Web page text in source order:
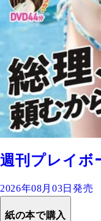
週刊プレイボ
2026年08月03日発売
紙の本で購入